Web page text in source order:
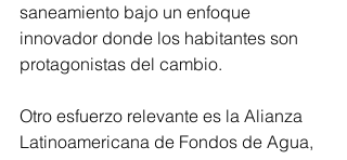
saneamiento bajo un enfoque
innovador donde los habitantes son
protagonistas del cambio.
Otro esfuerzo relevante es la Alianza
Latinoamericana de Fondos de Agua,